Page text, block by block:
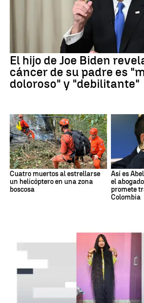
El hijo de Joe Biden
cáncer de su padre es
doloroso" y "debilitante"
Cuatro muertos al estrellarse
un helicóptero en una zona
boscosa
Así es
el
promete
Colombia